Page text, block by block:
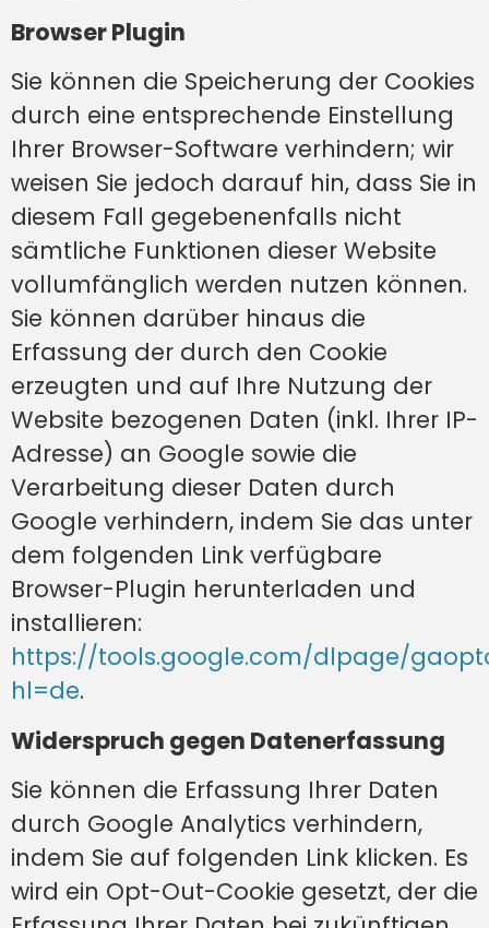
Browser Plugin
Sie können die Speicherung der Cookies
durch eine entsprechende Einstellung
Ihrer Browser-Software verhindern; wir
weisen Sie jedoch darauf hin, dass Sie in
diesem Fall gegebenenfalls nicht
sämtliche Funktionen dieser Website
vollumfänglich werden nutzen können.
Sie können darüber hinaus die
Erfassung der durch den Cookie
erzeugten und auf Ihre Nutzung der
Website bezogenen Daten (inkl. Ihrer IP-
Adresse) an Google sowie die
Verarbeitung dieser Daten durch
Google verhindern, indem Sie das unter
dem folgenden Link verfügbare
Browser-Plugin herunterladen und
installieren:
https://tools.google.com/dlpage/
hl=de.
Widerspruch gegen Datenerfassung
Sie können die Erfassung Ihrer Daten
durch Google Analytics verhindern,
indem Sie auf folgenden Link klicken. Es
wird ein Opt-Out-Cookie gesetzt, der die